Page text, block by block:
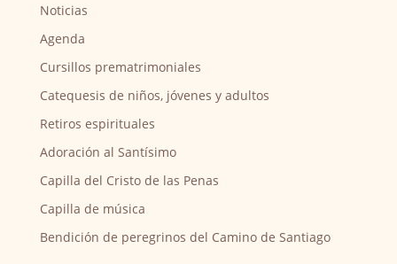
Noticias
Agenda
Cursillos prematrimoniales
Catequesis de niños, jóvenes y adultos
Retiros espirituales
Adoración al Santísimo
Capilla del Cristo de las Penas
Capilla de música
Bendición de peregrinos del Camino de Santiago